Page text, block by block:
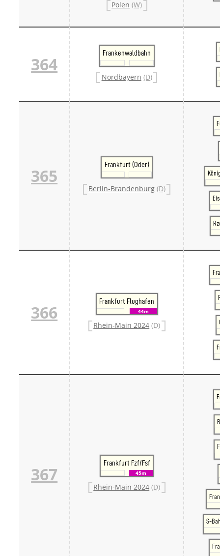
Polen (W)
364
Frankenwaldbahn
Nordbayern (D)
365
Frankfurt (Oder)
Berlin-Brandenburg (D)
366
Frankfurt Flughafen
44m
Rhein-Main 2024 (D)
367
Frankfurt Fzf/Fsf
45m
Rhein-Main 2024 (D)
S-